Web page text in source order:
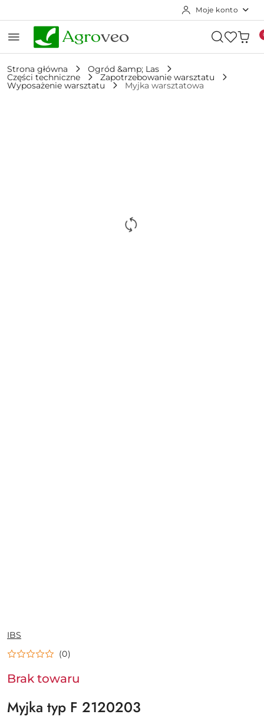
Moje konto
Strona główna Ogród &amp; Las
Części techniczne Zapotrzebowanie warsztatu
Wyposażenie warsztatu Myjka warsztatowa
NAZWA
PRODUCENTA:
IBS
(0)
Brak towaru
Myjka typ F 2120203